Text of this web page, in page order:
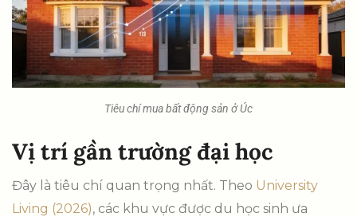
Tiêu chí mua bất động sản ở Úc
Vị trí gần trường đại học
Đây là tiêu chí quan trọng nhất. Theo University
Living (2026), các khu vực được du học sinh ưa